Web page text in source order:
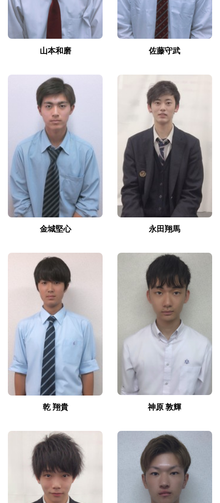
山本和磨 佐藤守武
金城堅心 永田翔馬
乾 翔貴 神原 敦輝